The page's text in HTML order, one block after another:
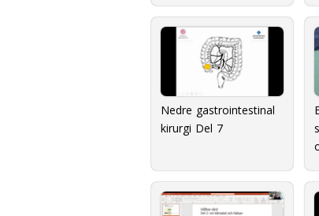
Nedre gastrointestinal
kirurgi Del 7